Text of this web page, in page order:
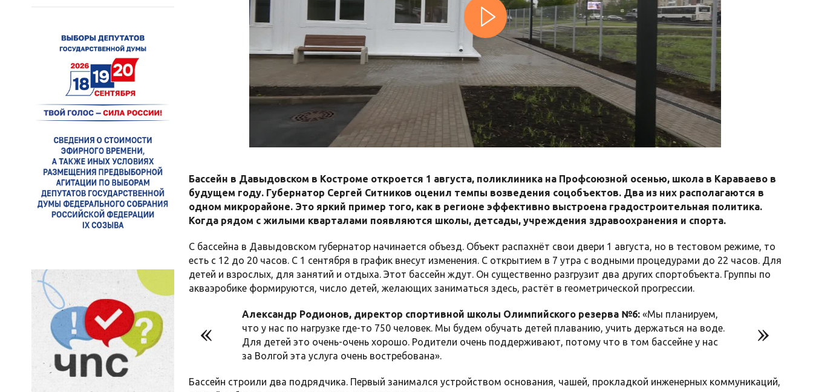
Бассейн в Давыдовском в Костроме откроется 1 августа, поликлиника на Профсоюзной осенью, школа в Караваево в
будущем году. Губернатор Сергей Ситников оценил темпы возведения соцобъектов. Два из них располагаются в
одном микрорайоне. Это яркий пример того, как в регионе эффективно выстроена градостроительная политика.
Когда рядом с жилыми кварталами появляются школы, детсады, учреждения здравоохранения и спорта.
С бассейна в Давыдовском губернатор начинается объезд. Объект распахнёт свои двери 1 августа, но в тестовом режиме, то
есть с 12 до 20 часов. С 1 сентября в график внесут изменения. С открытием в 7 утра с водными процедурами до 22 часов. Для
детей и взрослых, для занятий и отдыха. Этот бассейн ждут. Он существенно разгрузит два других спортобъекта. Группы по
акваэробике формируются, число детей, желающих заниматься здесь, растёт в геометрической прогрессии.
Александр Родионов, директор спортивной школы Олимпийского резерва №6: «Мы планируем,
что у нас по нагрузке где-то 750 человек. Мы будем обучать детей плаванию, учить держаться на воде.
Для детей это очень-очень хорошо. Родители очень поддерживают, потому что в том бассейне у нас
за Волгой эта услуга очень востребована».
Бассейн строили два подрядчика. Первый занимался устройством основания, чашей, прокладкой инженерных коммуникаций,